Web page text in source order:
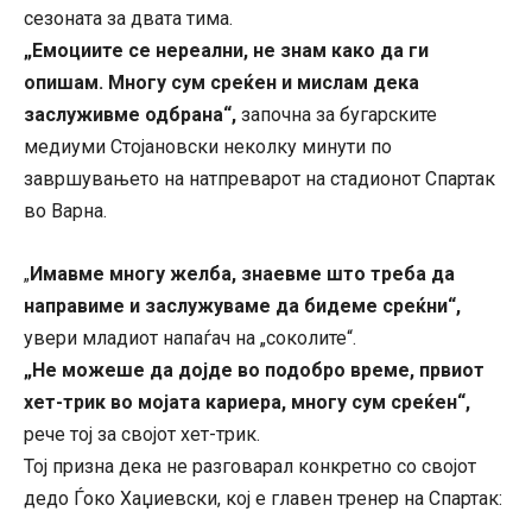
сезоната за двата тима.
„Емоциите се нереални, не знам како да ги
опишам. Многу сум среќен и мислам дека
заслуживме одбрана“, започна за бугарските
медиуми Стојановски неколку минути по
завршувањето на натпреварот на стадионот Спартак
во Варна.
„ Имавме многу желба, знаевме што треба да
направиме и заслужуваме да бидеме среќни“,
увери младиот напаѓач на „соколите“.
„Не можеше да дојде во подобро време, првиот
хет-трик во мојата кариера, многу сум среќен“,
рече тој за својот хет-трик.
Тој призна дека не разговарал конкретно со својот
дедо Ѓоко Хаџиевски, кој е главен тренер на Спартак: